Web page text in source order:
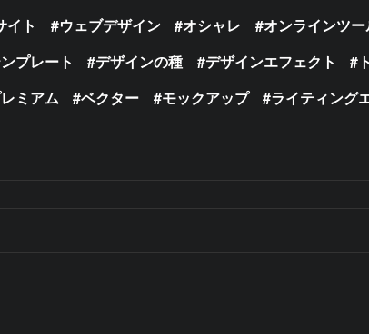
イト ウェブデザイン オシャレ オンラインツー
プレート デザインの種 デザインエフェクト
ミアム ベクター モックアップ ライティング